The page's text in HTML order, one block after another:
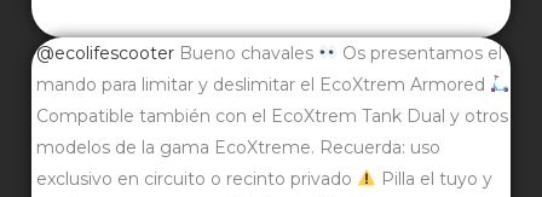
@ecolifescooter Bueno chavales
Os presentamos el
mando para limitar y deslimitar el EcoXtrem Armored
Compatible también con el EcoXtrem Tank Dual y otros
modelos de la gama EcoXtreme. Recuerda: uso
exclusivo en circuito o recinto privado
Pilla el tuyo y